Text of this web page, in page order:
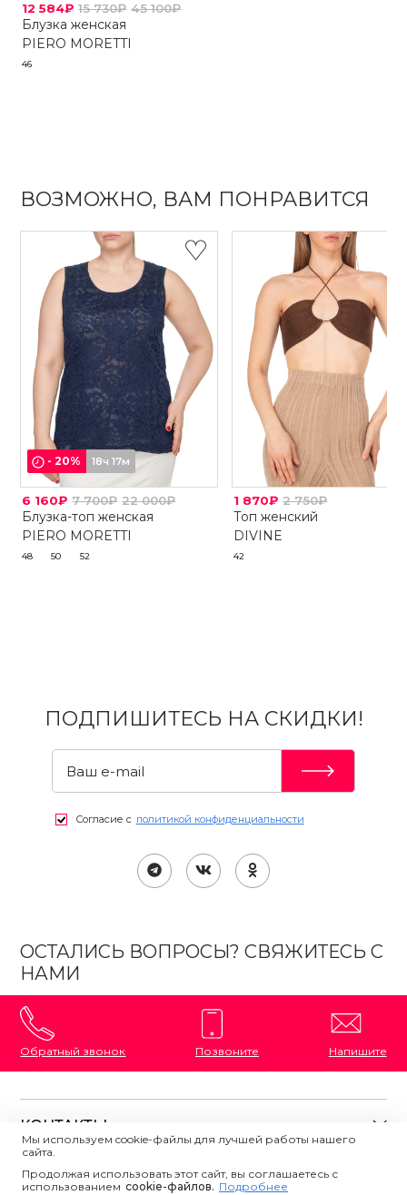
12 584₽ 15 730₽ 45 100₽
Блузка женская
PIERO MORETTI
46
ВОЗМОЖНО, ВАМ ПОНРАВИТСЯ
-20% 18ч 17м
6 160₽ 7 700₽ 22 000₽
Блузка-топ женская
PIERO MORETTI
48 50 52
1 870₽ 2 750₽
Топ женский
DIVINE
42
ПОДПИШИТЕСЬ НА СКИДКИ!
Согласие с политикой конфиденциальности
ОСТАЛИСЬ ВОПРОСЫ? СВЯЖИТЕСЬ С
НАМИ
Обратный звонок Позвоните Напишите
КОНТАКТЫ
8 (800) 333-87-72
Напишите нам
ПОЛЕЗНАЯ ИНФОРМАЦИЯ
Мы используем cookie-файлы для лучшей работы нашего
сайта.
Продолжая использовать этот сайт, вы соглашаетесь с
использованием сookie-файлов. Подробнее